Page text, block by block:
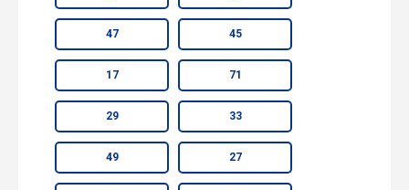
47 45
17 71
29 33
49 27